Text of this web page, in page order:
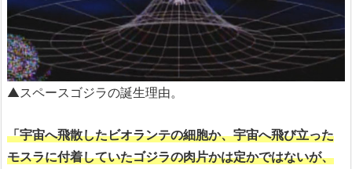
▲スペースゴジラの誕生理由。
「宇宙へ飛散したビオランテの細胞か、宇宙へ飛び立った
モスラに付着していたゴジラの肉片かは定かではないが、